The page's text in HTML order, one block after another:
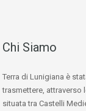
Chi Siamo
Terra di Lunigiana è
trasmettere, attraverso
situata tra Castelli